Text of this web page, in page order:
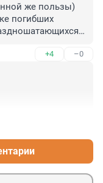
же пользы)
погибших
+4 –0